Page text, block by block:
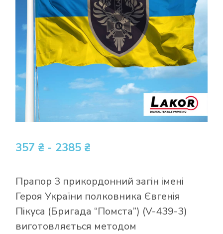
357 ₴ - 2385 ₴
Прапор 3 прикордонний загін імені
Героя України полковника Євгенія
Пікуса (Бригада “Помста”) (V-439-3)
виготовляється методом